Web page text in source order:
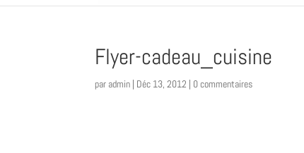
Flyer-cadeau_cuisine
par admin | Déc 13, 2012 | 0 commentaires